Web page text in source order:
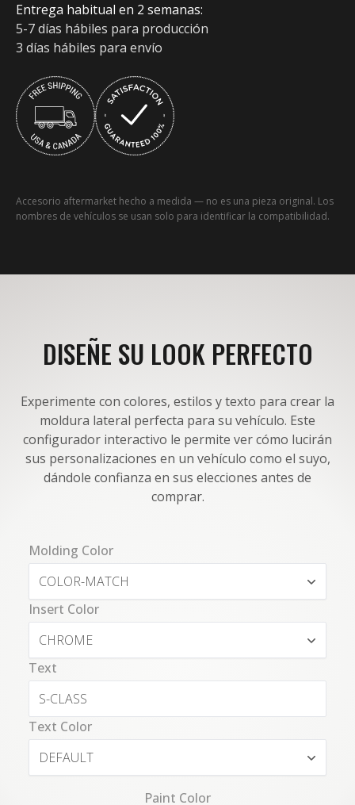
Entrega habitual en 2 semanas:
5-7 días hábiles para producción
3 días hábiles para envío
Accesorio aftermarket hecho a medida — no es una pieza original. Los
nombres de vehículos se usan solo para identificar la compatibilidad.
DISEÑE SU LOOK PERFECTO
Experimente con colores, estilos y texto para crear la
moldura lateral perfecta para su vehículo. Este
configurador interactivo le permite ver cómo lucirán
sus personalizaciones en un vehículo como el suyo,
dándole confianza en sus elecciones antes de
comprar.
Molding Color
COLOR-MATCH
Insert Color
CHROME
Text
Text Color
DEFAULT
Paint Color